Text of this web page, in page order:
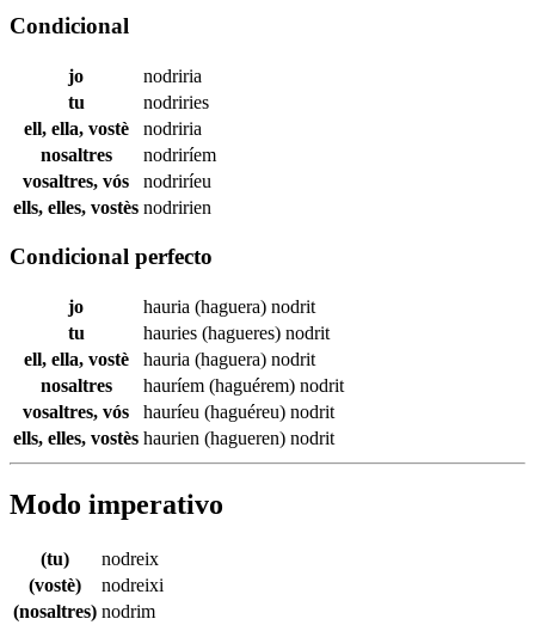
Condicional
jo
nodriria
tu
nodriries
ell, ella, vostè
nodriria
nosaltres
nodriríem
vosaltres, vós
nodriríeu
ells, elles, vostès nodririen
Condicional perfecto
jo hauria (haguera) nodrit
tu
hauries (hagueres) nodrit
ell, ella, vostè
hauria (haguera) nodrit
nosaltres
hauríem (haguérem) nodrit
vosaltres, vós
hauríeu (haguéreu) nodrit
ells, elles, vostès haurien (hagueren) nodrit
Modo imperativo
(tu)
nodreix
(vostè)
nodreixi
(nosaltres) nodrim